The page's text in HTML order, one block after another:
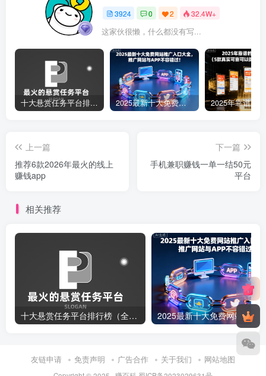
3924 0 2 32.4W+
这家伙很懒，什么都没有写...
十大悬赏任务平台排行榜（全网最好的悬赏任务平台） 2025最新十大免费网站推广入口大全，推广网站与APP不容错过！
上一篇
推荐6款2026年最火的线上
赚钱app
下一篇
手机兼职赚钱一单一结50元
平台
相关推荐
十大悬赏任务平台排行榜（全网最好的悬赏任务平台）
友链申请 免责声明 广告合作 关于我们 网站地图